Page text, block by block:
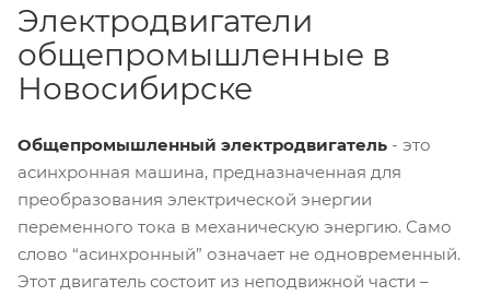
Электродвигатели
общепромышленные в
Новосибирске
Общепромышленный электродвигатель - это
асинхронная машина, предназначенная для
преобразования электрической энергии
переменного тока в механическую энергию. Само
слово “асинхронный” означает не одновременный.
Этот двигатель состоит из неподвижной части –